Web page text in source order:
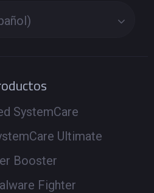
SystemCare
Ultimate
Booster
Fighter